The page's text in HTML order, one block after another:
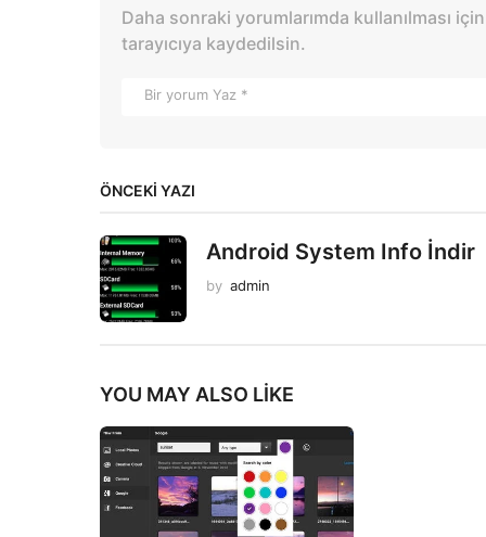
Daha sonraki yorumlarımda kullanılması
tarayıcıya kaydedilsin.
ÖNCEKI YAZI
Android System Info İndir
by admin
YOU MAY ALSO LIKE